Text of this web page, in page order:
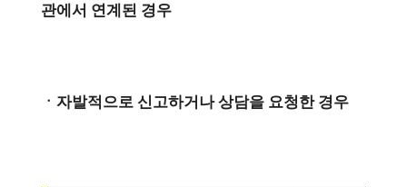
관에서 연계된 경우
ㆍ자발적으로 신고하거나 상담을 요청한 경우